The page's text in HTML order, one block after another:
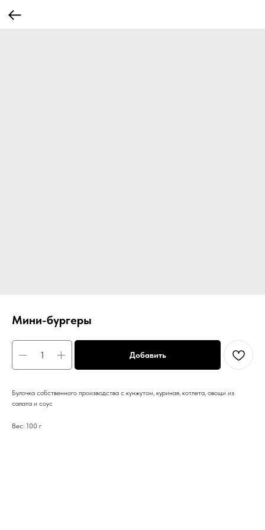
Мини-бургеры
Добавить
Булочка собственного производства с кунжутом, куриная, котлета, овощи из
салата и соус
Вес: 100 г